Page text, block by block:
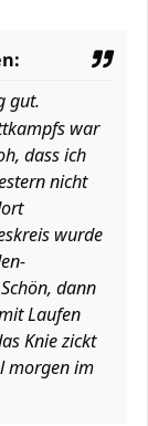
gut.
war
dass ich
nicht
wurde
dann
Laufen
Knie zickt
morgen im